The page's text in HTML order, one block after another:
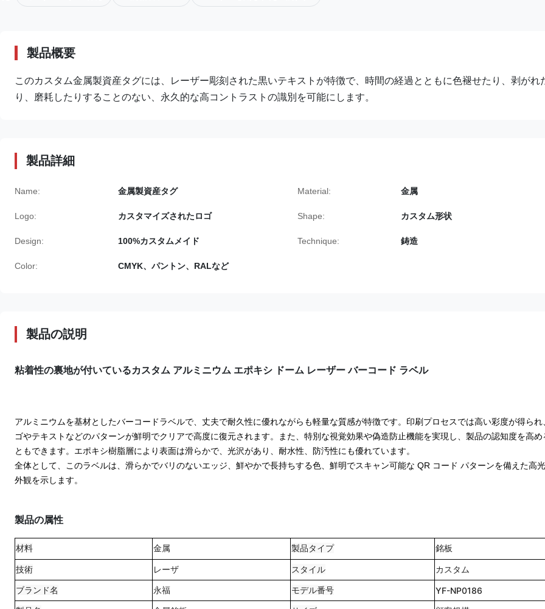
製品概要
このカスタム金属製資産タグには、レーザー彫刻された黒いテキストが特徴で、時間の経過とともに色褪せたり、剥がれ
り、磨耗したりすることのない、永久的な高コントラストの識別を可能にします。
製品詳細
Name: 金属製資産タグ Material: 金属
Logo: カスタマイズされたロゴ Shape: カスタム形状
Design: 100%カスタムメイド Technique: 鋳造
Color: CMYK、パントン、RALなど
製品の説明
粘着性の裏地が付いているカスタム アルミニウム エポキシ ドーム レーザー バーコード ラベル
アルミニウムを基材としたバーコードラベルで、丈夫で耐久性に優れながらも軽量な質感が特徴です。 印刷プロセスでは高い彩度が得られ
ゴやテキストなどのパターンが鮮明でクリアで高度に復元されます。また、特別な視覚効果や偽造防止機能を実現し、製品の認知度を高め
ともできます。 エポキシ樹脂層により表面は滑らかで、光沢があり、耐水性、防汚性にも優れています。
全体として、このラベルは、滑らかでバリのないエッジ、鮮やかで長持ちする色、鮮明でスキャン可能な QR コード パターンを備えた高
外観を示します。
製品の属性
材料 金属 製品タイプ 銘板
技術 レーザ スタイル
カスタム
ブランド名
永福 モデル番号
YF-NP0186